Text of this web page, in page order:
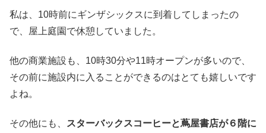
私は、10時前にギンザシックスに到着してしまったの
で、屋上庭園で休憩していました。
他の商業施設も、10時30分や11時オープンが多いので、
その前に施設内に入ることができるのはとても嬉しいです
よね。
その他にも、 スターバックスコーヒーと蔦屋書店が６階に